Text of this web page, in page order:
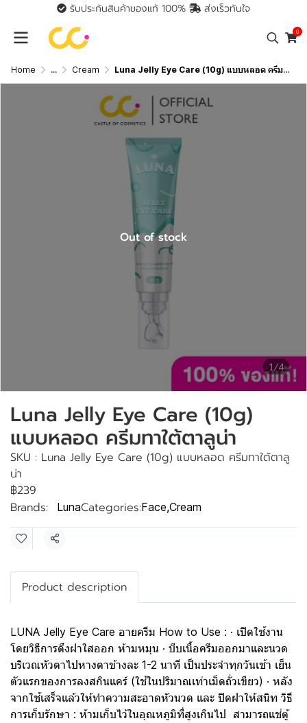
รับประกันสินค้าของแท้ 100% ส่งเร็วทันใจ
0
Home ... Cream Luna Jelly Eye Care (10g) แบบหลอด ครีมทาใต้ตาลูน่า
1/4
Out of stock
Luna Jelly Eye Care (10g)
แบบหลอด ครีมทาใต้ตาลูน่า
SKU : Luna Jelly Eye Care (10g) แบบหลอด ครีมทาใต้ตาลู
น่า
฿239
Brands:
LunaCategories:Face,Cream
Share
Product description
LUNA Jelly Eye Care อายครีม How to Use : · เปิดใช้งาน
โดยวิธีการดึงฝาใสออก ห้ามหมุน · บีบเนื้อครีมออกมาและนวด
บริเวณหัวตาไปหางตาข้างละ 1-2 นาที เป็นประจำทุกวันเช้า เย็น
ตัวแรกของการลงสกินแคร์ (ใช้ในปริมาณเท่าเม็ดถั่วเขียว) · หลัง
จากใช้เสร็จแล้วให้ทำความสะอาดหัวนวด และ ปิดฝาให้สนิท วิธี
การเก็บรักษา : ห้ามเก็บไว้ในอุณหภูมิที่สูงเกินไป สามารถแช่ตู้